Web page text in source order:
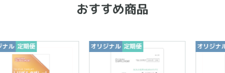
おすすめ商品
便 オリジナル 定期便 オリジナル 定期便